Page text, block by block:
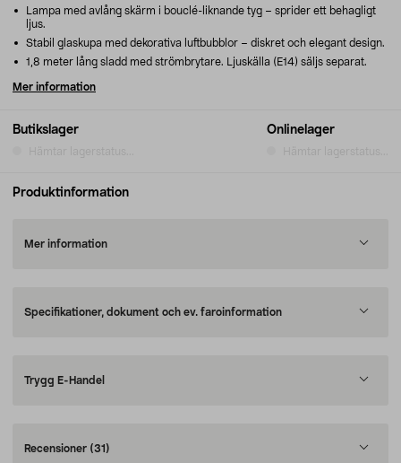
Butikslager
Hämtar lagerstatus...
Onlinelager
Hämtar lagerstatus...
Lampa med avlång skärm i bouclé-liknande tyg – sprider ett behagligt
ljus.
Stabil glaskupa med dekorativa luftbubblor – diskret och elegant design.
1,8 meter lång sladd med strömbrytare. Ljuskälla (E14) säljs separat.
Mer information
Produktinformation
Mer information
Specifikationer, dokument och ev. faroinformation
Trygg E-Handel
Recensioner (31)